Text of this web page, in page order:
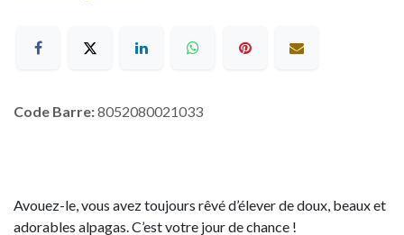
Code Barre:8052080021033
Avouez-le, vous avez toujours rêvé d’élever de doux, beaux et
adorables alpagas. C’est votre jour de chance !